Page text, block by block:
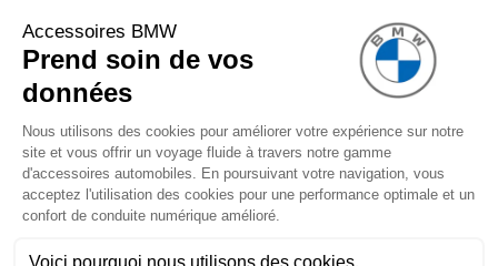
Amortisseur de vibrations BMW
Cassette de ressort en roulé BMW
Kit de réparation amortisseur BMW
Ressort hélicoïdal BMW
Boîte de vitesse BMW
Adaptateur pièce de montage boîte de vitesse BMW
Capteurs BMW
Capteur ABS BMW
Capteur à ultrasons BMW